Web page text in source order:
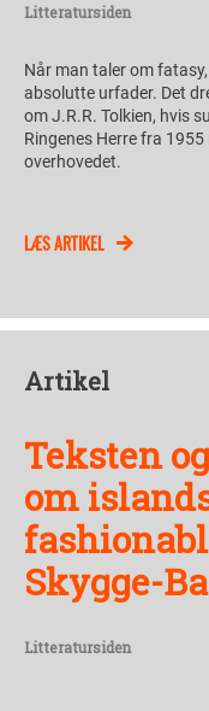
Litteratursiden
Når man taler om
absolutte urfader. Det
om J.R.R. Tolkien, hvis
Ringenes Herre fra
overhovedet.
LÆS ARTIKEL
Artikel
Teksten
om
Skygge-
Litteratursiden